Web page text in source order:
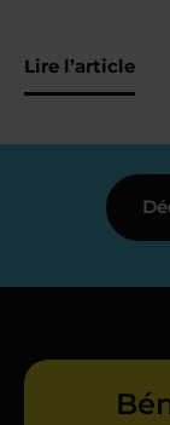
Lire l’article